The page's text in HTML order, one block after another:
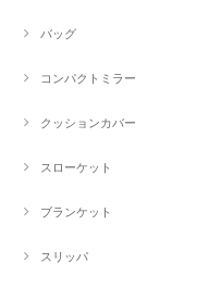
バッグ
コンパクトミラー
クッションカバー
スローケット
ブランケット
スリッパ